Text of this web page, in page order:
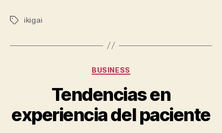
Etiquetas
ikigai
Categorías
BUSINESS
Tendencias en
experiencia del paciente